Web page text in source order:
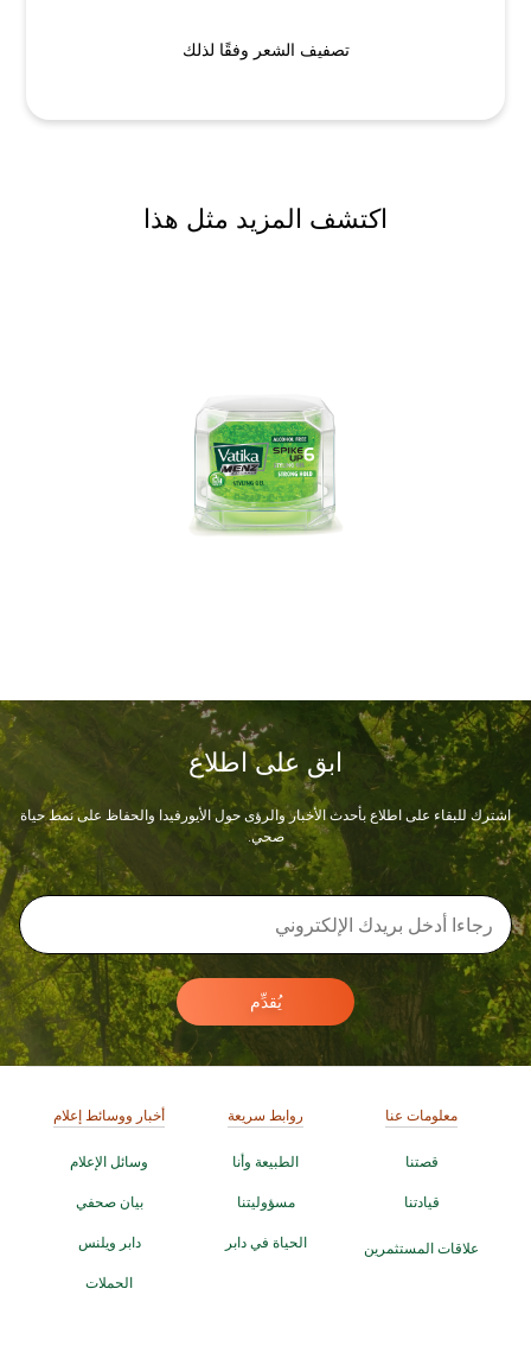
تصفيف الشعر وفقًا لذلك
اكتشف المزيد مثل هذا
ابق على اطلاع
اشترك للبقاء على اطلاع بأحدث الأخبار والرؤى حول الأيورفيدا والحفاظ على نمط حياة
صحي.
يُقدِّم
معلومات عنا
قصتنا
قيادتنا
علاقات المستثمرين
روابط سريعة
الطبيعة وأنا
مسؤوليتنا
الحياة في دابر
أخبار ووسائط إعلام
وسائل الإعلام
بيان صحفي
دابر ويلنس
الحملات